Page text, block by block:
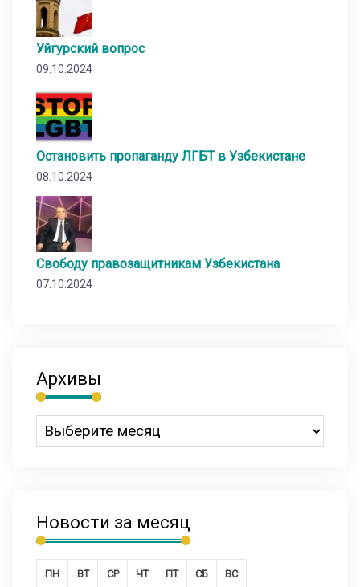
Уйгурский вопрос
09.10.2024
Остановить пропаганду ЛГБТ в Узбекистане
08.10.2024
Свободу правозащитникам Узбекистана
07.10.2024
Архивы
Новости за месяц
ПН ВТ СР ЧТ ПТ СБ ВС